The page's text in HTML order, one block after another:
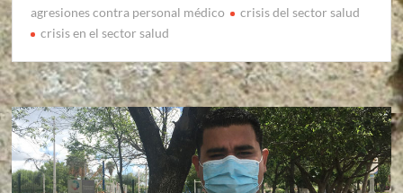
agresiones contra personal médico
crisis del sector salud
crisis en el sector salud